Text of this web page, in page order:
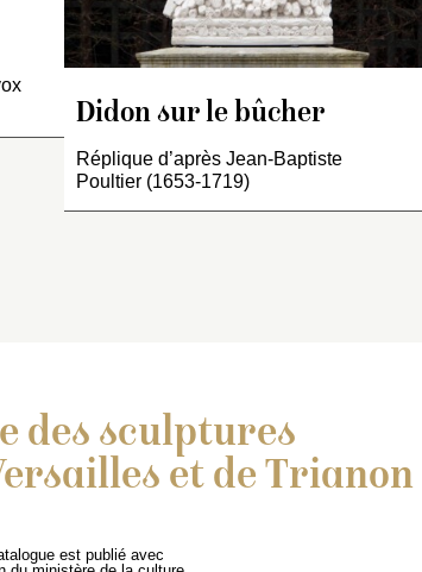
Didon sur le bûcher
Réplique d’après Jean-Baptiste
Poultier (1653-1719)
des sculptures
et de Trianon
est publié avec